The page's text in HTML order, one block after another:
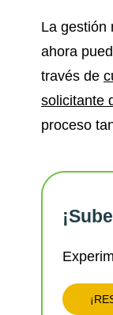
La gestión
ahora
través de
solicitante
proceso